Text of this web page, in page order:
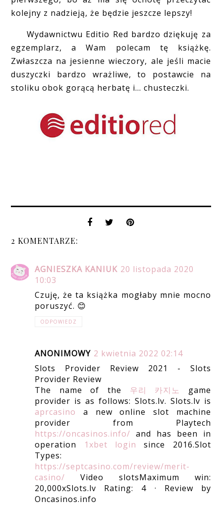
kolejny z nadzieją, że będzie jeszcze lepszy!
Wydawnictwu Editio Red bardzo dziękuję za
egzemplarz, a Wam polecam tę książkę.
Zwłaszcza na jesienne wieczory, ale jeśli macie
duszyczki bardzo wrażliwe, to postawcie na
stoliku obok gorącą herbatę i... chusteczki.
2 KOMENTARZE:
AGNIESZKA KANIUK 20 listopada 2020
10:03
Czuję, że ta książka mogłaby mnie mocno
poruszyć. 😊
ODPOWIEDZ
ANONIMOWY 2 kwietnia 2022 02:14
Slots Provider Review 2021 - Slots
Provider Review
The name of the 우리 카지노 game
provider is as follows: Slots.lv. Slots.lv is
aprcasino
a new online slot machine
provider from Playtech
https://oncasinos.info/ and has been in
operation
1xbet login since 2016.Slot
Types:
https://septcasino.com/review/merit-
casino/ Video slotsMaximum win:
20,000xSlots.lv Rating: 4 · ‎Review by
Oncasinos.info